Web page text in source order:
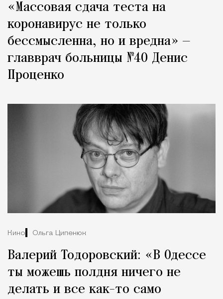
«Массовая сдача теста на
коронавирус не только
бессмысленна, но и вредна» —
главврач больницы №40 Денис
Проценко
Кино Ольга Ципенюк
Валерий Тодоровский: «В Одессе
ты можешь полдня ничего не
делать и все как-то само